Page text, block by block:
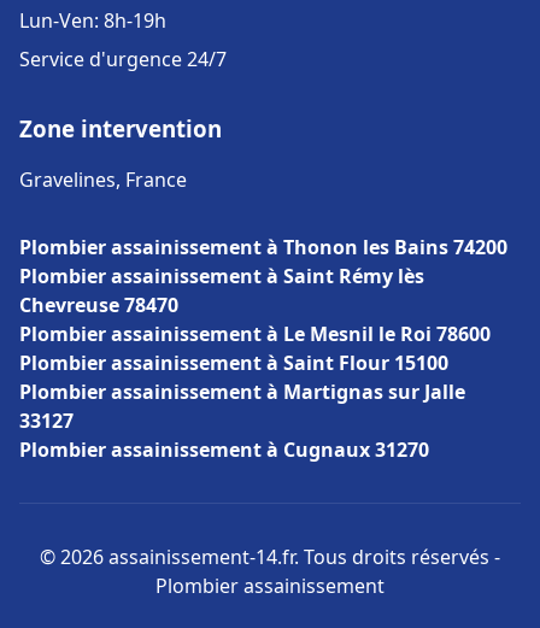
Lun-Ven: 8h-19h
Service d'urgence 24/7
Zone intervention
Gravelines, France
Plombier assainissement à Thonon les Bains 74200
Plombier assainissement à Saint Rémy lès
Chevreuse 78470
Plombier assainissement à Le Mesnil le Roi 78600
Plombier assainissement à Saint Flour 15100
Plombier assainissement à Martignas sur Jalle
33127
Plombier assainissement à Cugnaux 31270
© 2026 assainissement-14.fr. Tous droits réservés -
Plombier assainissement